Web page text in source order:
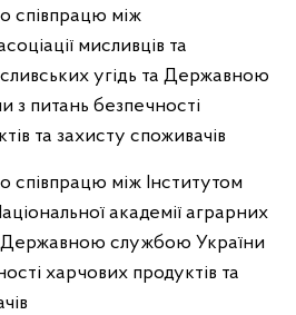
співпрацю між
мисливців та
угідь та Державною
з питань безпечності
та захисту споживачів
співпрацю між Інститутом
академії аграрних
Державною службою України
харчових продуктів та